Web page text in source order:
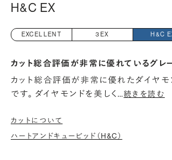
H&C EX
EXCELLENT 3EX H&C
カット総合評価が非常に優れているグレ
カット総合評価が非常に優れたダイヤ
です。 ダイヤモンドを美しく…続きを読む
カットについて
ハートアンドキューピッド（H&C）